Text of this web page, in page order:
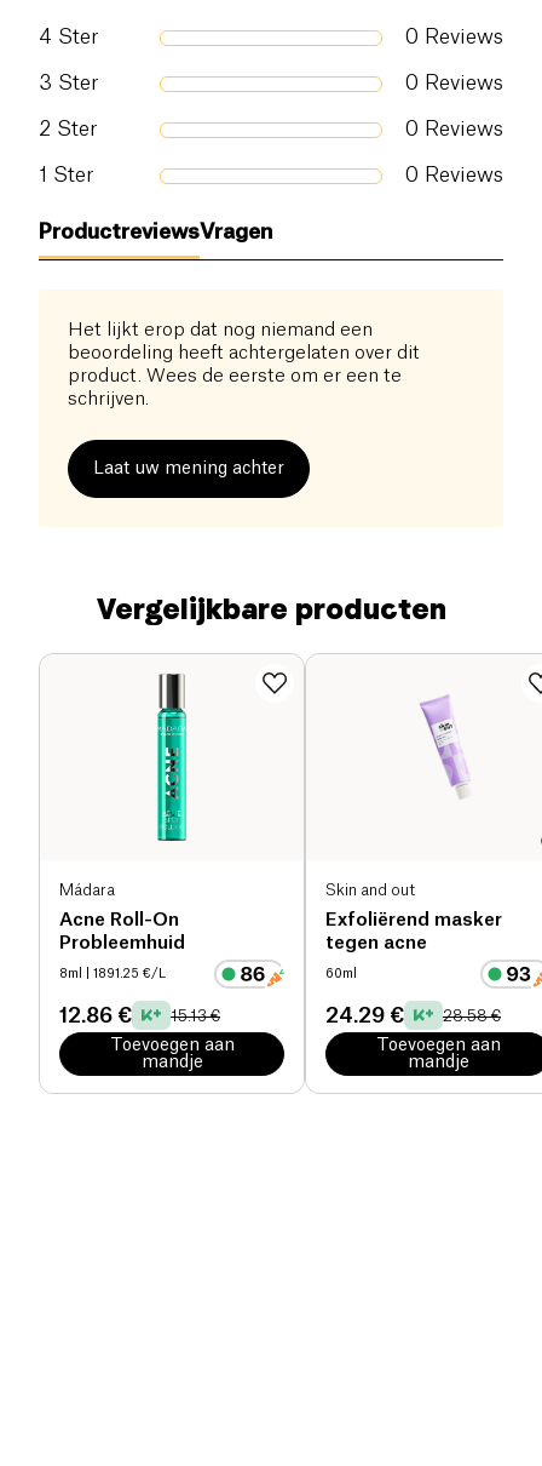
4 Ster 0 Reviews
3 Ster 0 Reviews
2 Ster 0 Reviews
1 Ster 0 Reviews
ProductreviewsVragen
Het lijkt erop dat nog niemand een
beoordeling heeft achtergelaten over dit
product. Wees de eerste om er een te
schrijven.
Laat uw mening achter
Vergelijkbare producten
Mádara
Acne Roll-On
Probleemhuid
8ml | 1891.25 €/L
12.86 € 15.13 €
Toevoegen aan
mandje
Skin and out
Exfoliërend masker
tegen acne
60ml
24.29 € 28.58 €
Toevoegen aan
mandje